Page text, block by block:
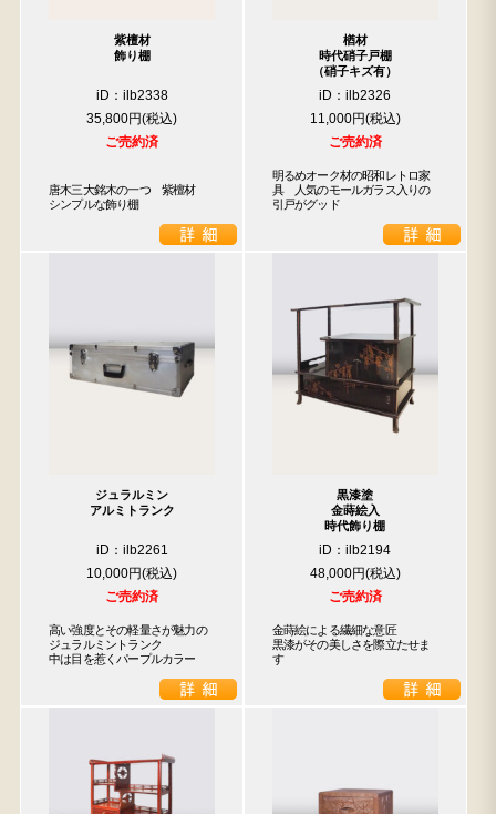
紫檀材
飾り棚
iD：ilb2338
35,800円
ご売約済
唐木三大銘木の一つ　紫檀材
シンプルな飾り棚
楢材
時代硝子戸棚
（硝子キズ有）
iD：ilb2326
11,000円
ご売約済
明るめオーク材の昭和レトロ家
具　人気のモールガラス入りの
引戸がグッド
ジュラルミン
アルミトランク
iD：ilb2261
10,000円
ご売約済
高い強度とその軽量さが魅力の
ジュラルミントランク
中は目を惹くパープルカラー
黒漆塗
金蒔絵入
時代飾り棚
iD：ilb2194
48,000円
ご売約済
金蒔絵による繊細な意匠
黒漆がその美しさを際立たせま
す